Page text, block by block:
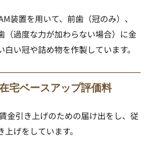
（過度な力が加わらない場合）に金
白い冠や詰め物を作製しています。
宅ベースアップ評価料
げをしています。